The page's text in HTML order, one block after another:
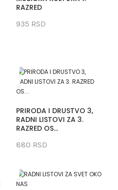
RAZRED
935 RSD
PRIRODA I DRUSTVO 3,
RADNI LISTOVI ZA 3.
RAZRED OS...
880 RSD